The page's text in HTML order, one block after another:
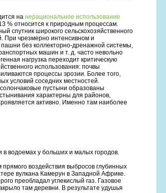
на нерациональное использование
% относится к природным процессам.
спутник широкого сельскохозяйственного
При чрезмерно интенсивном и
без коллекторно-дренажной системы,
машин и т. д. часто невольно
нагрузка переходит критическую
использования: почвы
процессы эрозии. Более того,
условий соседних местностей.
пустыни образованы
характерны для районов,
активно. Именно там наиболее
в водоемах у больших и малых городов.
воздействия выбросов глубинных
вулкана Камерун в Западной Африке.
преобладал углекислый газ. Газовое
там деревни. В результате удушья